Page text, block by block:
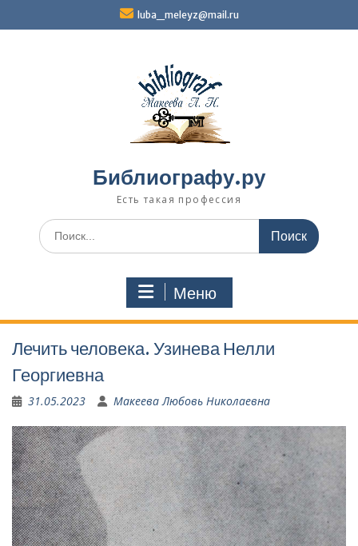
luba_meleyz@mail.ru
Библиографу.ру
Есть такая профессия
Поиск
по:
Меню
Лечить человека. Узинева Нелли
Георгиевна
31.05.2023 Макеева Любовь Николаевна